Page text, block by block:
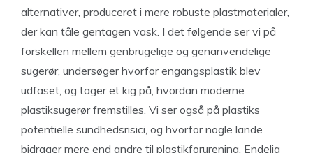
alternativer, produceret i mere robuste plastmaterialer,
der kan tåle gentagen vask. I det følgende ser vi på
forskellen mellem genbrugelige og genanvendelige
sugerør, undersøger hvorfor engangsplastik blev
udfaset, og tager et kig på, hvordan moderne
plastiksugerør fremstilles. Vi ser også på plastiks
potentielle sundhedsrisici, og hvorfor nogle lande
bidrager mere end andre til plastikforurening. Endelig